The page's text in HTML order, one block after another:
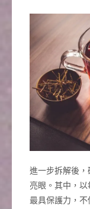
進一步拆解後
亮眼。其中，以
最具保護力，